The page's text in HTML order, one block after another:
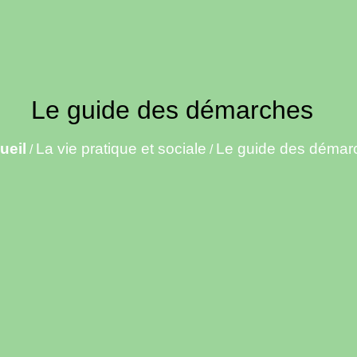
Le guide des démarches
/ La vie pratique et sociale / Le guide des